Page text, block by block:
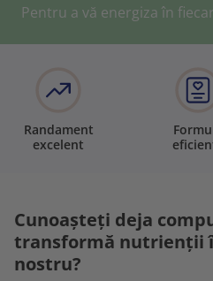
Pentru a vă energiza în
Randament
excelent
Cunoașteți deja
transformă nutrienții
nostru?